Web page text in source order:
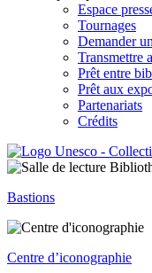
Espace
Tournages
Demander
Transmettre
Prêt entre
Prêt aux
Partenariats
Crédits
Bastions
Centre d’iconographie